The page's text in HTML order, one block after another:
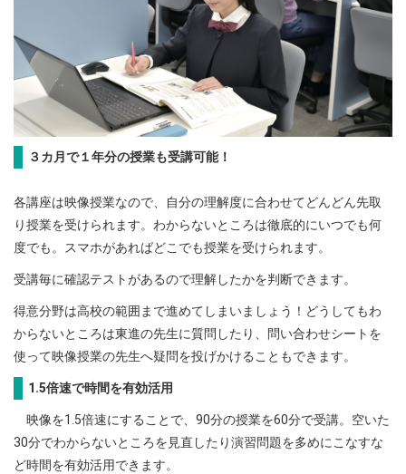
３カ月で１年分の授業も受講可能！
各講座は映像授業なので、自分の理解度に合わせてどんどん先取
り授業を受けられます。わからないところは徹底的にいつでも何
度でも。スマホがあればどこでも授業を受けられます。
受講毎に確認テストがあるので理解したかを判断できます。
得意分野は高校の範囲まで進めてしまいましょう！どうしてもわ
からないところは東進の先生に質問したり、問い合わせシートを
使って映像授業の先生へ疑問を投げかけることもできます。
1.5倍速で時間を有効活用
映像を1.5倍速にすることで、90分の授業を60分で受講。空いた
30分でわからないところを見直したり演習問題を多めにこなすな
ど時間を有効活用できます。